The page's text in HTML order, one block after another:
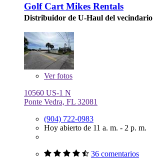
Golf Cart Mikes Rentals
Distribuidor de U-Haul del vecindario
Verfotos
10560 US-1 N
Ponte Vedra, FL 32081
(904) 722-0983
Hoy abierto de 11 a. m. - 2 p. m.
36 comentarios